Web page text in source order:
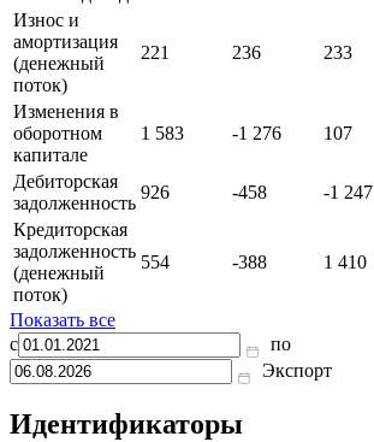
Износ и
амортизация
(денежный
поток)
221 236 233
Изменения в
оборотном
капитале
1 583 -1 276 107
Дебиторская
задолженность
926 -458 -1 247
Кредиторская
задолженность
(денежный
поток)
554 -388 1 410
Показать все
с
по
Экспорт
Идентификаторы